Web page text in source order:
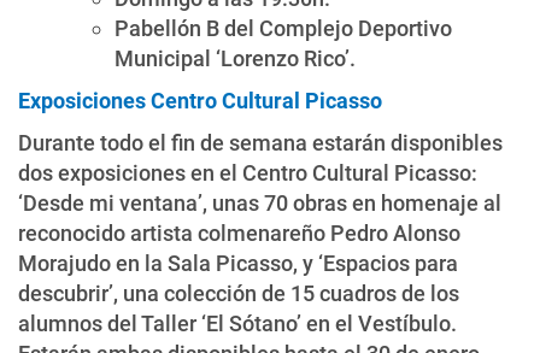
Pabellón B del Complejo Deportivo
Municipal ‘Lorenzo Rico’.
Exposiciones Centro Cultural Picasso
Durante todo el fin de semana estarán disponibles
dos exposiciones en el Centro Cultural Picasso:
‘Desde mi ventana’, unas 70 obras en homenaje al
reconocido artista colmenareño Pedro Alonso
Morajudo en la Sala Picasso, y ‘Espacios para
descubrir’, una colección de 15 cuadros de los
alumnos del Taller ‘El Sótano’ en el Vestíbulo.